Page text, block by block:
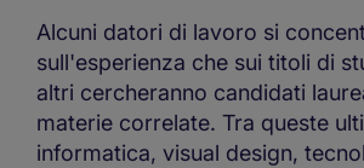
Alcuni datori di lavoro si
sull'esperienza che sui titoli di
altri cercheranno candidati
materie correlate. Tra queste
informatica, visual design,